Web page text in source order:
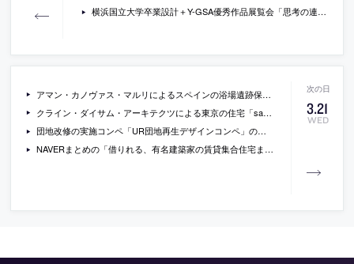
横浜国立大学卒業設計＋Y-GSA優秀作品展覧会「思考の連続 今まで考えてきたこと、これから考えていくこと展」が開催中[-2012/3/19]
3.21
WED
アマン・カノヴァス・マルリによるスペインの浴場遺跡保護のための屋根「roof for molinete roman ruins」の写真
クライン・ダイサム・アーキテクツによる東京の住宅「sasao house」の写真
団地改修の実施コンペ「UR団地再生デザインコンペ」の一次審査通過者の提案の画像
NAVERまとめの「借りれる、有名建築家の賃貸集合住宅まとめ。（東京近郊）」